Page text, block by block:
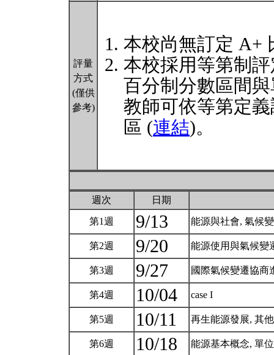
評量
方式
(僅供
參考)
本校尚無訂定 A+
本校採用等第制
百分制分數區間
教師可依等第定
區 (連結)。
週次 日期
第1週 9/13 能源與社會, 氣候
第2週 9/20 能源使用與氣候變
第3週 9/27 國際氣候變遷協商
第4週 10/04 case I
第5週 10/11 再生能源發展, 其
第6週 10/18 能源基本概念, 單